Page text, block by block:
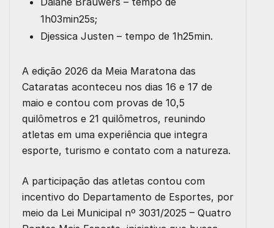
1h03min25s;
Djessica Justen – tempo de 1h25min.
A edição 2026 da Meia Maratona das
Cataratas aconteceu nos dias 16 e 17 de
maio e contou com provas de 10,5
quilômetros e 21 quilômetros, reunindo
atletas em uma experiência que integra
esporte, turismo e contato com a natureza.
A participação das atletas contou com
incentivo do Departamento de Esportes, por
meio da Lei Municipal nº 3031/2025 – Quatro